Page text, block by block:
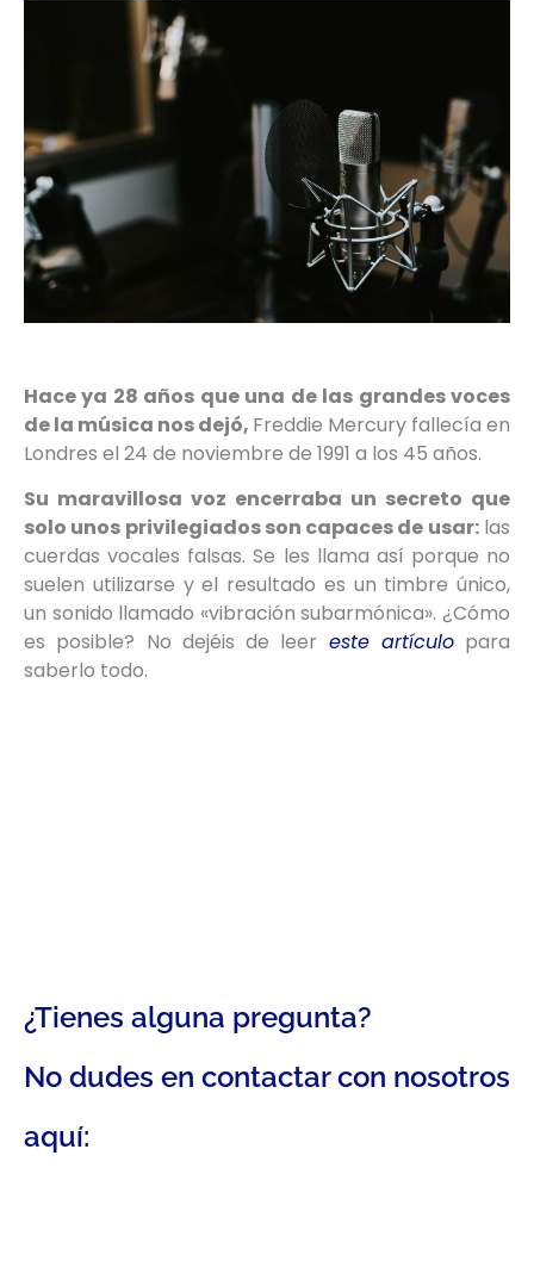
Hace ya 28 años que una de las grandes voces
de la música nos dejó, Freddie Mercury fallecía en
Londres el 24 de noviembre de 1991 a los 45 años.
Su maravillosa voz encerraba un secreto que
solo unos privilegiados son capaces de usar:las
cuerdas vocales falsas. Se les llama así porque no
suelen utilizarse y el resultado es un timbre único,
un sonido llamado «vibración subarmónica». ¿Cómo
es posible? No dejéis de leer este artículopara
saberlo todo.
¿Tienes alguna pregunta?
No dudes en contactar con nosotros
aquí: